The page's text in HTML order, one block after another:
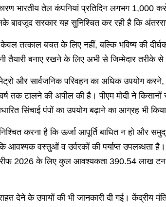
भारतीय तेल कंपनियां प्रतिदिन लगभग 1,000
सरकार यह सुनिश्चित कर रही है कि
तत्काल बचत के लिए नहीं, बल्कि भविष्य की
तैयारी बनाए रखने के लिए अभी से जिम्मेदार
और सार्वजनिक परिवहन का अधिक उपयोग
तक टालने की अपील की है। पीएम मोदी ने
सिंचाई पंपों का उपयोग बढ़ाने का आग्रह भी
करना है कि ऊर्जा आपूर्ति बाधित न हो और
कि आवश्यक वस्तुओं व उर्वरकों की पर्याप्त
2026 के लिए कुल आवश्यकता 390.54 लाख टन
देने के उपायों की भी जानकारी दी गई।